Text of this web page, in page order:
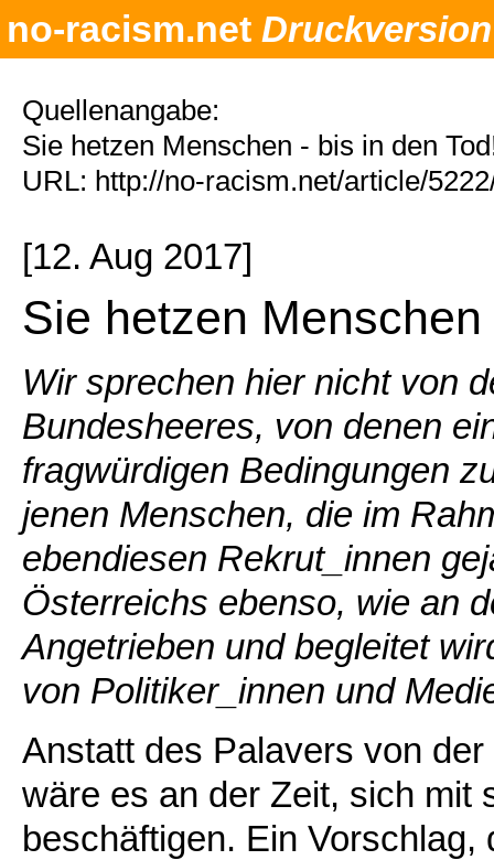
no-racism.net Druckversion
Quellenangabe:
Sie hetzen Menschen - bis in den
URL: http://no-racism.net/article/
[12. Aug 2017]
Sie hetzen
Wir sprechen hier nicht von
Bundesheeres, von denen
fragwürdigen Bedingungen
jenen Menschen, die im
ebendiesen Rekrut_innen
Österreichs ebenso, wie an
Angetrieben und begleitet
von Politiker_innen und
Anstatt des Palavers von
wäre es an der Zeit, sich mit
beschäftigen. Ein Vorschlag,